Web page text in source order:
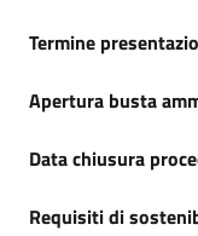
Termine
Apertura busta
Data chiusura
Requisiti di